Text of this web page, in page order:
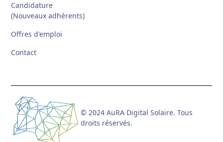
Candidature
(Nouveaux adhérents)
Offres d'emploi
Contact
© 2024 AuRA Digital Solaire. Tous
droits réservés.